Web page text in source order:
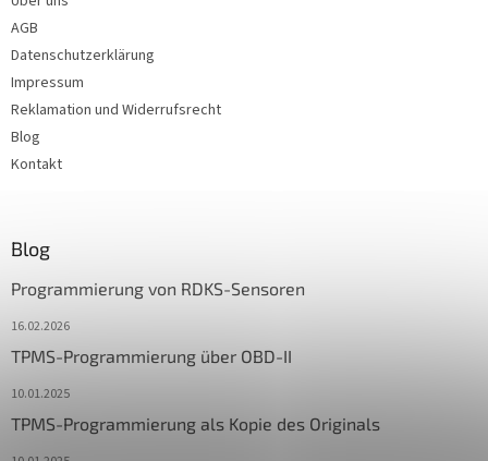
AGB
Datenschutzerklärung
Impressum
Reklamation und Widerrufsrecht
Blog
Kontakt
Blog
Programmierung von RDKS-Sensoren
16.02.2026
TPMS-Programmierung über OBD-II
10.01.2025
TPMS-Programmierung als Kopie des Originals